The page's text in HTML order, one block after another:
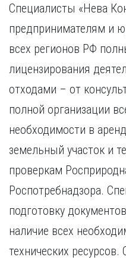
Специалисты «Нева
предпринимателям и
всех регионов РФ
лицензирования
отходами – от
полной организации
необходимости в
земельный участок и
проверкам
Роспотребнадзора.
подготовку
наличие всех
технических ресурсов.